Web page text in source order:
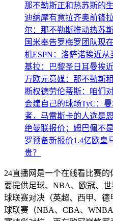
那不勒斯正和热苏斯的
迪纳摩有意拉齐奥前锋
尔：那不勒斯推动热苏
国米奉告罗梅罗团队现
机ESPN：洛萨诺挨近
基拉：巴黎圣日耳曼挨
万欧元意媒：那不勒斯
断权德劳伦蒂斯：咱们
会建自己的球场TyC：
者，马雷斯卡的人选是
绝曼联报价；姆巴佩不
罗预备新报价1.4亿欧皇
贵？
24直播网是一个在线看比赛
要提供足球、NBA、欧冠、
球联赛对决（英超、西甲、
球联赛（NBA、CBA、